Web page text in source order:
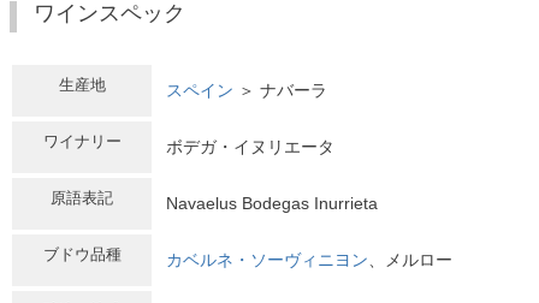
ワインスペック
生産地 スペイン ＞ ナバーラ
ワイナリー ボデガ・イヌリエータ
原語表記 Navaelus Bodegas Inurrieta
ブドウ品種 カベルネ・ソーヴィニヨン 、メルロー